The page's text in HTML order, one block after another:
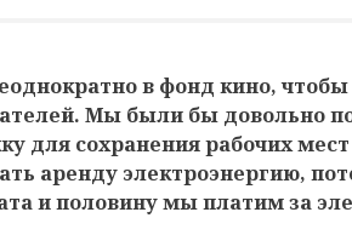
в фонд кино,
Мы были бы довольно
для сохранения рабочих мест
аренду электроэнергию,
и половину мы платим за